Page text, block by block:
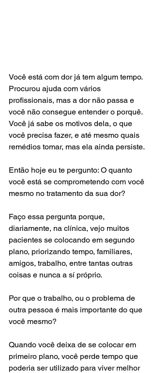
Você está com dor já tem algum tempo.
Procurou ajuda com vários
profissionais, mas a dor não passa e
você não consegue entender o porquê.
Você já sabe os motivos dela, o que
você precisa fazer, e até mesmo quais
remédios tomar, mas ela ainda persiste.
Então hoje eu te pergunto: O quanto
você está se comprometendo com você
mesmo no tratamento da sua dor?
Faço essa pergunta porque,
diariamente, na clínica, vejo muitos
pacientes se colocando em segundo
plano, priorizando tempo, familiares,
amigos, trabalho, entre tantas outras
coisas e nunca a sí próprio.
Por que o trabalho, ou o problema de
outra pessoa é mais importante do que
você mesmo?
Quando você deixa de se colocar em
primeiro plano, você perde tempo que
poderia ser utilizado para viver melhor